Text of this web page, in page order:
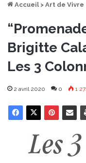
Accueil > Art de Vivre
Brigitte
Les 3
2 avril 2020 0 1